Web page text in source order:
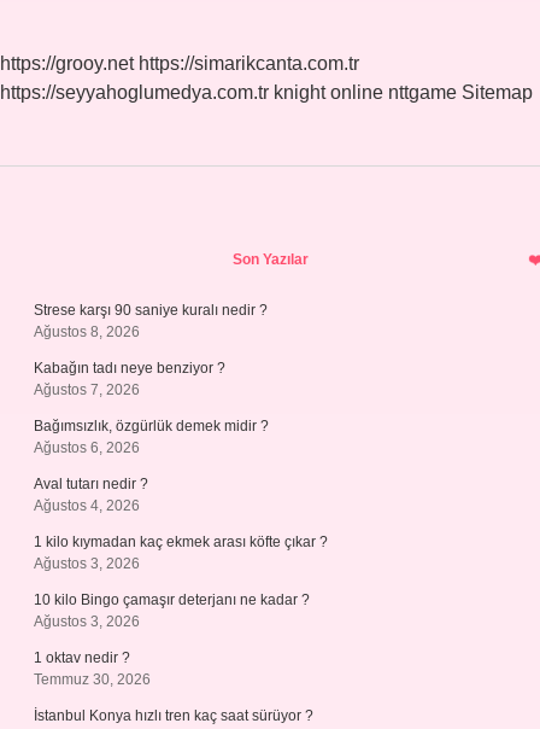
https://grooy.net https://simarikcanta.com.tr
https://seyyahoglumedya.com.tr knight online nttgame Sitemap
Son Yazılar
Strese karşı 90 saniye kuralı nedir ?
Ağustos 8, 2026
Kabağın tadı neye benziyor ?
Ağustos 7, 2026
Bağımsızlık, özgürlük demek midir ?
Ağustos 6, 2026
Aval tutarı nedir ?
Ağustos 4, 2026
1 kilo kıymadan kaç ekmek arası köfte çıkar ?
Ağustos 3, 2026
10 kilo Bingo çamaşır deterjanı ne kadar ?
Ağustos 3, 2026
1 oktav nedir ?
Temmuz 30, 2026
İstanbul Konya hızlı tren kaç saat sürüyor ?